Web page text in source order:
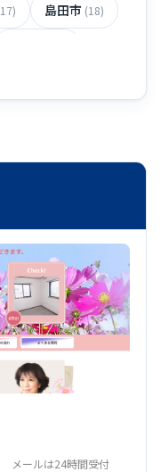
島田市 (18)
町(17)
牧之原市(17)
郡川根本町(17)
場市(18)
御前崎市
メールは24時間受付